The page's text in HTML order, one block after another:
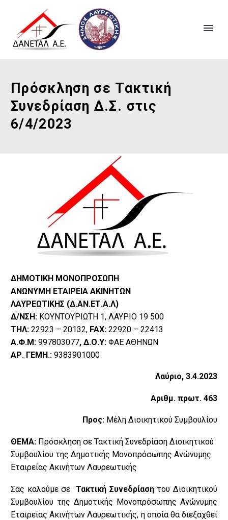
Πρόσκληση σε Τακτική
Συνεδρίαση Δ.Σ. στις
6/4/2023
ΔΗΜΟΤΙΚΗ ΜΟΝΟΠΡΟΣΩΠΗ
ΑΝΩΝΥΜΗ ΕΤΑΙΡΕΙΑ ΑΚΙΝΗΤΩΝ
ΛΑΥΡΕΩΤΙΚΗΣ (Δ.AΝ.ΕΤ.Α.Λ)
Δ/ΝΣΗ: ΚΟΥΝΤΟΥΡΙΩΤΗ 1, ΛΑΥΡΙΟ 19 500
ΤΗΛ: 22923 – 20132, FAX: 22920 – 22413
Α.Φ.Μ: 997803077, Δ.Ο.Υ: ΦΑΕ ΑΘΗΝΩΝ
ΑΡ. ΓΕΜΗ.: 9383901000
Λαύριο, 3.4.2023
Αριθμ. πρωτ. 463
Προς: Μέλη Διοικητικού Συμβουλίου
ΘΕΜΑ: Πρόσκληση σε Τακτική Συνεδρίαση Διοικητικού
Συμβουλίου της Δημοτικής Μονοπρόσωπης Ανώνυμης
Εταιρείας Ακινήτων Λαυρεωτικής
Σας καλούμε σε Τακτική Συνεδρίασητου Διοικητικού
Συμβουλίου της Δημοτικής Μονοπρόσωπης Ανώνυμης
Εταιρείας Ακινήτων Λαυρεωτικής, η οποία θα διεξαχθεί